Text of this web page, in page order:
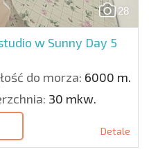
28
w Sunny Day 5
do morza: 6000 m.
30 mkw.
Detale